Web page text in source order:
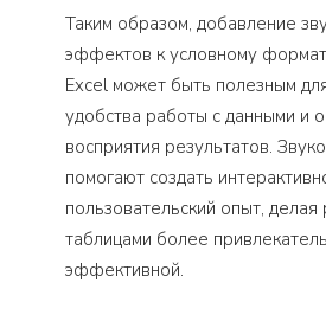
Таким образом, добавление
эффектов к условному
Excel может быть полезным
удобства работы с данными и
восприятия результатов.
помогают создать
пользовательский опыт, делая
таблицами более
эффективной.